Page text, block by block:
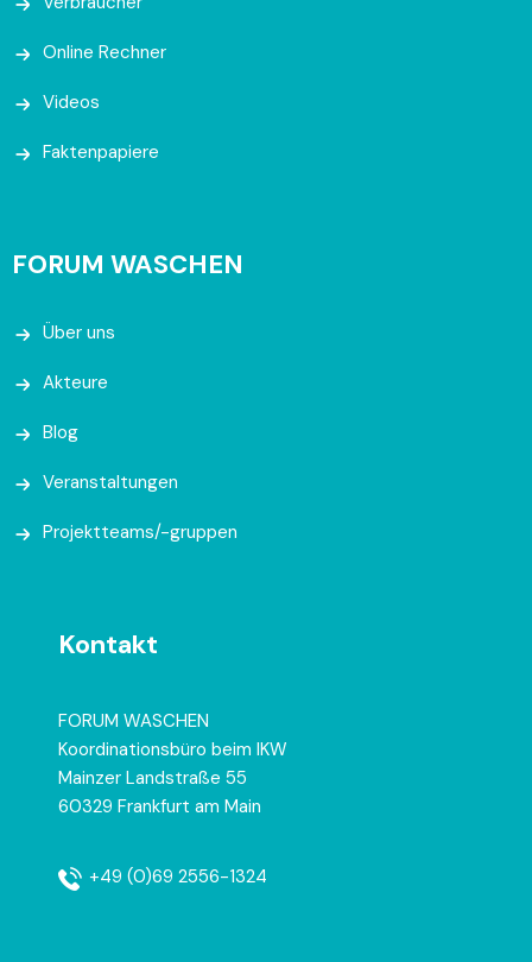
Online Rechner
Videos
Faktenpapiere
FORUM WASCHEN
Über uns
Akteure
Blog
Veranstaltungen
Projektteams/-gruppen
Kontakt
FORUM WASCHEN
Koordinationsbüro beim IKW
Mainzer Landstraße 55
60329 Frankfurt am Main
+49 (0)69 2556-1324